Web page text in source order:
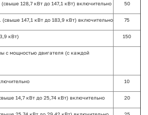
128,7 кВт до 147,1 кВт) включительно 50
147,1 кВт до 183,9 кВт) включительно 75
кВт) 150
с мощностью двигателя (с каждой
10
14,7 кВт до 25,74 кВт) включительно 20